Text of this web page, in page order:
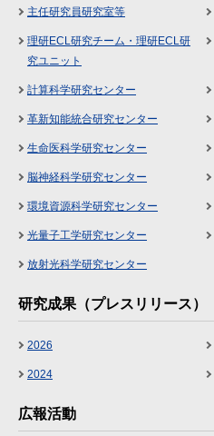
主任研究員研究室等
理研ECL研究チーム・理研ECL研
究ユニット
計算科学研究センター
革新知能統合研究センター
生命医科学研究センター
脳神経科学研究センター
環境資源科学研究センター
光量子工学研究センター
放射光科学研究センター
研究成果（プレスリリース）
2026
2024
広報活動